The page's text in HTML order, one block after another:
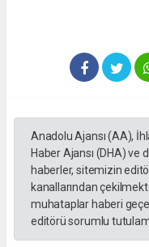
Anadolu Ajansı (AA),
Haber Ajansı (DHA)
haberler, sitemizin
kanallarından
muhataplar haberi
editörü sorumlu